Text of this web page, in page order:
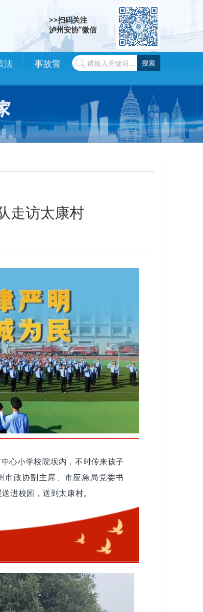
>>扫码关注
泸州安协”微信
法
事故警
示
搜索
走访太康村
心小学校院坝内，不时传来孩子
政协副主席、市应急局党委书
进校园，送到太康村。